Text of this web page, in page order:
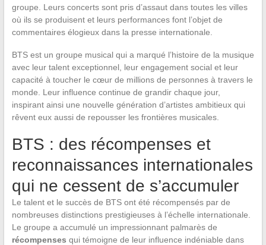
groupe. Leurs concerts sont pris d’assaut dans toutes les villes
où ils se produisent et leurs performances font l’objet de
commentaires élogieux dans la presse internationale.
BTS est un groupe musical qui a marqué l’histoire de la musique
avec leur talent exceptionnel, leur engagement social et leur
capacité à toucher le cœur de millions de personnes à travers le
monde. Leur influence continue de grandir chaque jour,
inspirant ainsi une nouvelle génération d’artistes ambitieux qui
rêvent eux aussi de repousser les frontières musicales.
BTS : des récompenses et
reconnaissances internationales
qui ne cessent de s’accumuler
Le talent et le succès de BTS ont été récompensés par de
nombreuses distinctions prestigieuses à l’échelle internationale.
Le groupe a accumulé un impressionnant palmarès de
récompenses qui témoigne de leur influence indéniable dans